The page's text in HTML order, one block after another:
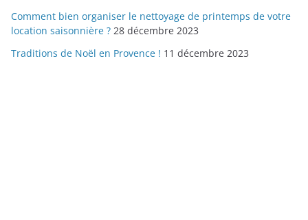
Comment bien organiser le nettoyage de printemps de votre
location saisonnière ? 28 décembre 2023
Traditions de Noël en Provence ! 11 décembre 2023